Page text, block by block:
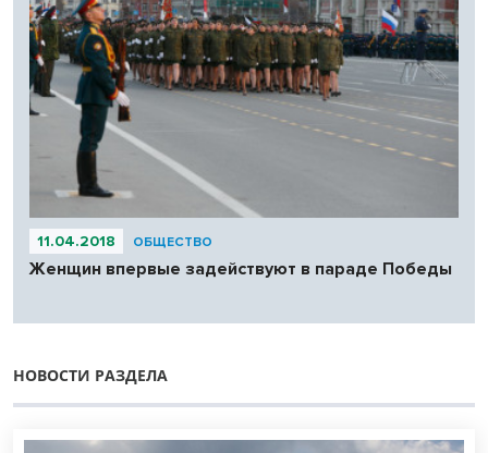
11.04.2018 ОБЩЕСТВО
Женщин впервые задействуют в параде Победы
НОВОСТИ РАЗДЕЛА